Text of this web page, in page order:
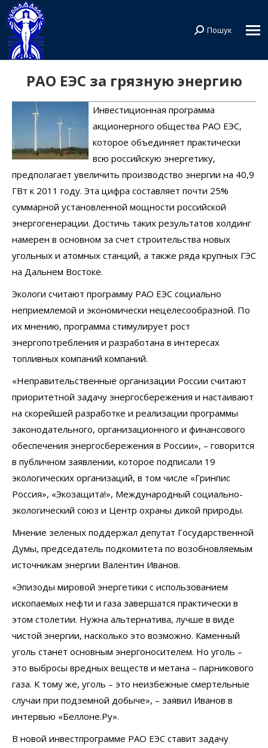
Search:
Пошук
РАО ЕЭС за грязную энергию
Инвестиционная программа
акционерного общества РАО ЕЭС,
которое объединяет практически
всю российскую энергетику,
предполагает увеличить производство энергии на 40,9
ГВт к 2011 году. Эта цифра составляет почти 25%
суммарной установленной мощности российской
энергогенерации. Достичь таких результатов холдинг
намерен в основном за счет строительства новых
угольных и атомных станций, а также ряда крупных ГЭС
на Дальнем Востоке.
Экологи считают программу РАО ЕЭС социально
неприемлемой и экономически нецелесообразной. По
их мнению, программа стимулирует рост
энергопотребления и разработана в интересах
топливных компаний компаний.
«Неправительственные организации России считают
приоритетной задачу энергосбережения и настаивают
на скорейшей разработке и реализации программы
законодательного, организационного и финансового
обеспечения энергосбережения в России», – говорится
в публичном заявлении, которое подписали 19
экологических организаций, в том числе «Гринпис
Россия», «Экозащита!», Международный социально-
экологический союз и Центр охраны дикой природы.
Мнение зеленых поддержал депутат Государственной
Думы, председатель подкомитета по возобновляемым
источникам энергии Валентин Иванов.
«Эпизоды мировой энергетики с использованием
ископаемых нефти и газа завершатся практически в
этом столетии. Нужна альтернатива, лучше в виде
чистой энергии, насколько это возможно. Каменный
уголь станет основным энергоносителем. Но уголь –
это выбросы вредных веществ и метана – парникового
газа. К тому же, уголь – это неизбежные смертельные
случаи при подземной добыче», – заявил Иванов в
интервью «Беллоне.Ру».
В новой инвестпрограмме РАО ЕЭС ставит задачу